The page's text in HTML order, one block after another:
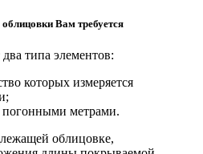
Вам требуется
типа элементов:
которых измеряется
погонными метрами.
облицовке,